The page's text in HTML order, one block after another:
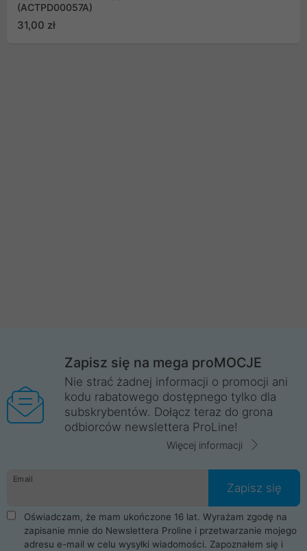
(ACTPD00057A)
31,00 zł
Zapisz się na mega proMOCJE
Nie strać żadnej informacji o promocji ani
kodu rabatowego dostępnego tylko dla
subskrybentów. Dołącz teraz do grona
odbiorców newslettera ProLine!
Więcej informacji
Email
Zapisz się
Oświadczam, że mam ukończone 16 lat. Wyrażam zgodę na
zapisanie mnie do Newslettera Proline i przetwarzanie mojego
adresu e-mail w celu wysyłki wiadomości. Zapoznałem się i